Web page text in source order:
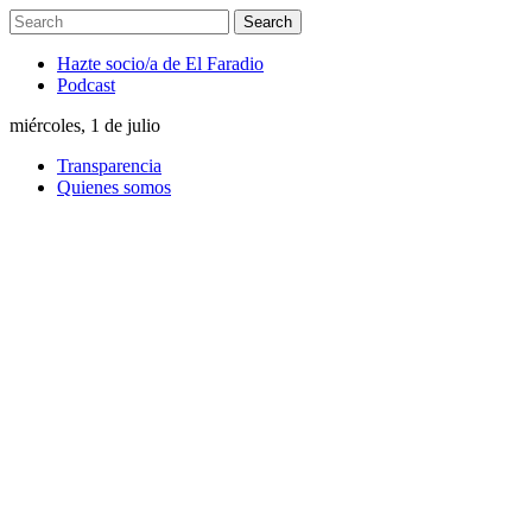
Hazte socio/a de El Faradio
Podcast
miércoles, 1 de julio
Transparencia
Quienes somos